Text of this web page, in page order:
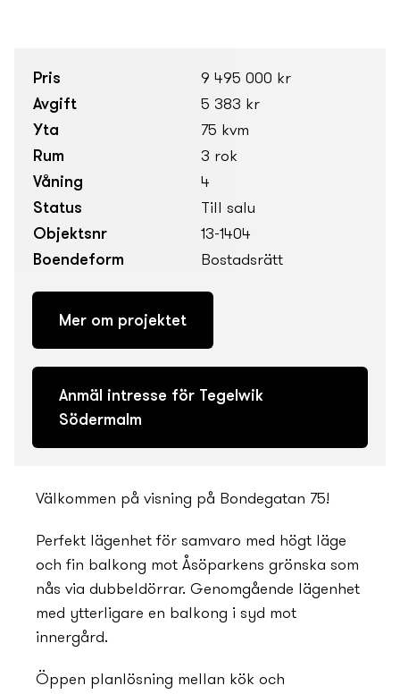
Pris
9 495 000 kr
Avgift
5 383 kr
Yta
75 kvm
Rum
3 rok
Våning
4
Status
Till salu
Objektsnr
13-1404
Boendeform
Bostadsrätt
Mer om projektet
Anmäl intresse för Tegelwik
Södermalm
Välkommen på visning på Bondegatan 75!
Perfekt lägenhet för samvaro med högt läge
och fin balkong mot Åsöparkens grönska som
nås via dubbeldörrar. Genomgående lägenhet
med ytterligare en balkong i syd mot
innergård.
Öppen planlösning mellan kök och